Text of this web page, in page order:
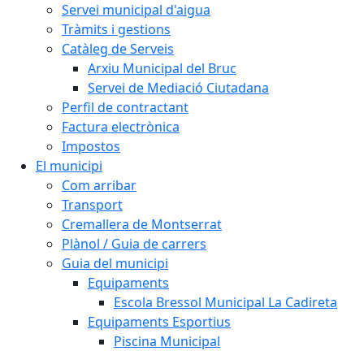
Servei municipal d'aigua
Tràmits i gestions
Catàleg de Serveis
Arxiu Municipal del Bruc
Servei de Mediació Ciutadana
Perfil de contractant
Factura electrònica
Impostos
El municipi
Com arribar
Transport
Cremallera de Montserrat
Plànol / Guia de carrers
Guia del municipi
Equipaments
Escola Bressol Municipal La Cadireta
Equipaments Esportius
Piscina Municipal